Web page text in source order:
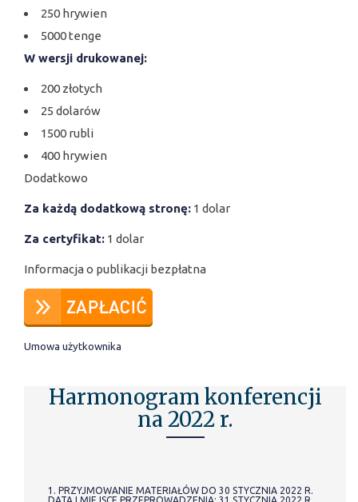
250 hrywien
5000 tenge
W wersji drukowanej:
200 złotych
25 dolarów
1500 rubli
400 hrywien
Dodatkowo
Za każdą dodatkową stronę: 1 dolar
Za certyfikat: 1 dolar
Informacja o publikacji bezpłatna
Umowa użytkownika
Harmonogram konferencji
na 2022 r.
1. PRZYJMOWANIE MATERIAŁÓW DO 30 STYCZNIA 2022 R.